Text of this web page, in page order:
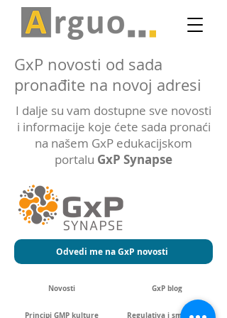
GxP novosti od sada
pronađite na novoj adresi
I dalje su vam dostupne sve novosti
i informacije koje ćete sada pronaći
na našem GxP edukacijskom
portalu GxP Synapse
Odvedi me na GxP novosti
Novosti
Principi GMP kulture
GxP blog
Regulativa i smjernice